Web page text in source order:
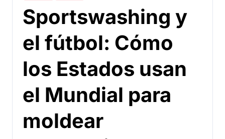
Sportswashing y
el fútbol: Cómo
los Estados usan
el Mundial para
moldear